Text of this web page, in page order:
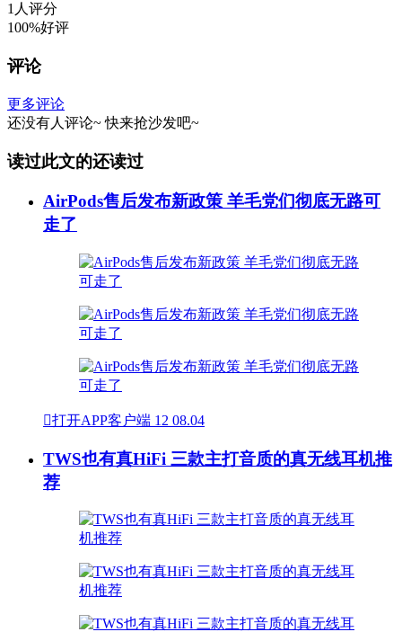
1人评分
100%好评
评论
更多评论
还没有人评论~ 快来抢沙发吧~
读过此文的还读过
AirPods售后发布新政策 羊毛党们彻底无路可
走了
打开APP客户端 12 08.04
TWS也有真HiFi 三款主打音质的真无线耳机推
荐